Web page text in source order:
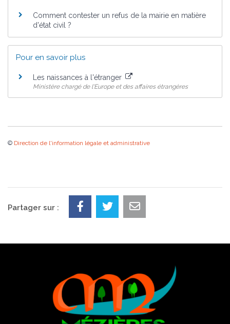
Comment contester un refus de la mairie en matière
d'état civil ?
Pour en savoir plus
Les naissances à l'étranger
Ministère chargé de l'Europe et des affaires étrangères
© Direction de l'information légale et administrative
Partager sur :